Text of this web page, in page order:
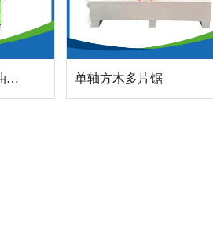
电导热油锅炉 导热油加热器 单轴方木多片锯